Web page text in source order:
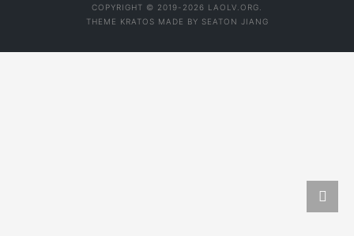
COPYRIGHT © 2019-2026 LAOLV.ORG.
THEME KRATOS MADE BY SEATON JIANG